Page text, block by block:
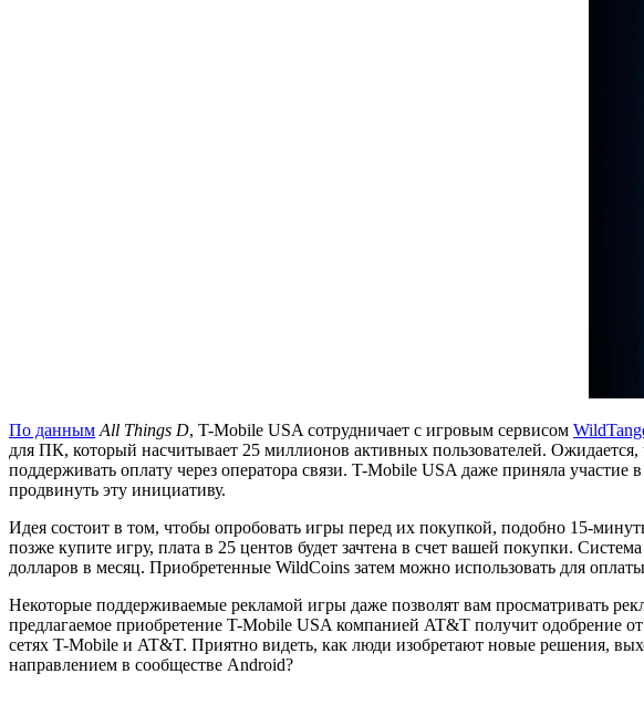
По данным All Things D, T-Mobile USA сотрудничает с игровым сервисом
для ПК, который насчитывает 25 миллионов активных пользователей. Ожидается,
поддерживать оплату через оператора связи. T-Mobile USA даже приняла
продвинуть эту инициативу.
Идея состоит в том, чтобы опробовать игры перед их покупкой, подобно 15-
позже купите игру, плата в 25 центов будет зачтена в счет вашей покупки.
долларов в месяц. Приобретенные WildCoins затем можно использовать для
Некоторые поддерживаемые рекламой игры даже позволят вам просматривать
предлагаемое приобретение T-Mobile USA компанией AT&T получит одобрение
сетях T-Mobile и AT&T. Приятно видеть, как люди изобретают новые решения,
направлением в сообществе Android?